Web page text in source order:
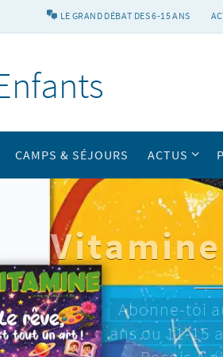
LE GRAND DÉBAT DES 6-15 ANS
CAMPS & SÉJOURS ACTUS
Abonne-toi